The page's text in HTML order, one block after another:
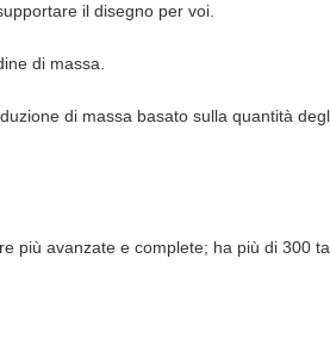
il disegno per voi.
di massa.
di massa basato sulla quantità
più avanzate e complete; ha più di 300